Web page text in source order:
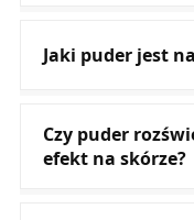
Jaki puder jest
Czy puder
efekt na skórze?